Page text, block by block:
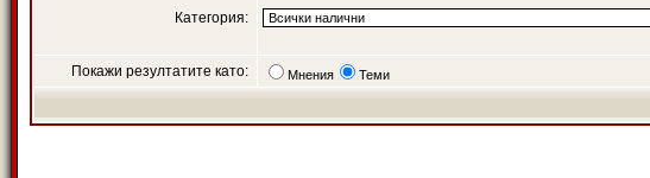
Категория:
Покажи резултатите като: Мнения Теми